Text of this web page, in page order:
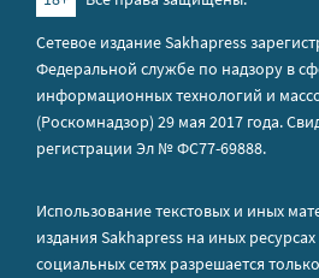
Сетевое издание Sakhapress
Федеральной службе по надзору в
информационных технологий и
(Роскомнадзор) 29 мая 2017 года.
регистрации Эл № ФС77-69888.
Использование текстовых и иных
издания Sakhapress на иных
социальных сетях разрешается